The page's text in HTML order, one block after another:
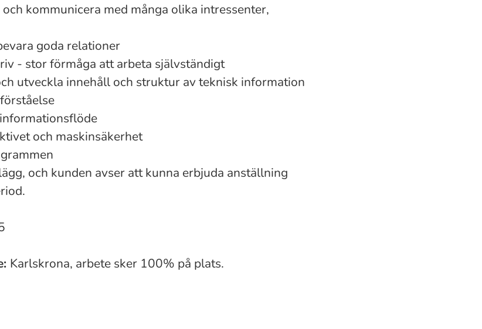
kommunicera med många olika intressenter,
goda relationer
- stor förmåga att arbeta självständigt
utveckla innehåll och struktur av teknisk information
och maskinsäkerhet
och kunden avser att kunna erbjuda anställning
Karlskrona, arbete sker 100% på plats.